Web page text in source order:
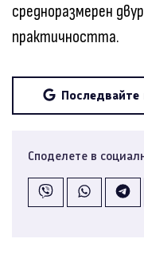
средноразмерен
практичността.
Последвайте
Споделете в